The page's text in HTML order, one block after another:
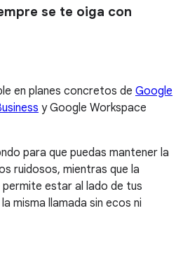
se te oiga con
en planes concretos de Google
y Google Workspace
para que puedas mantener la
ruidosos, mientras que la
estar al lado de tus
misma llamada sin ecos ni